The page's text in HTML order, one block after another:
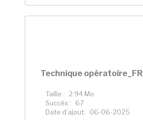
Technique opératoire_FR
Taille :
2.94 Mo
Succès :
67
Date d'ajout:
06-06-2025